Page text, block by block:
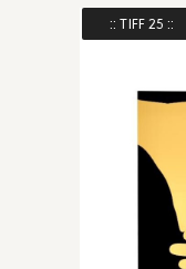
:: TIFF 25 ::